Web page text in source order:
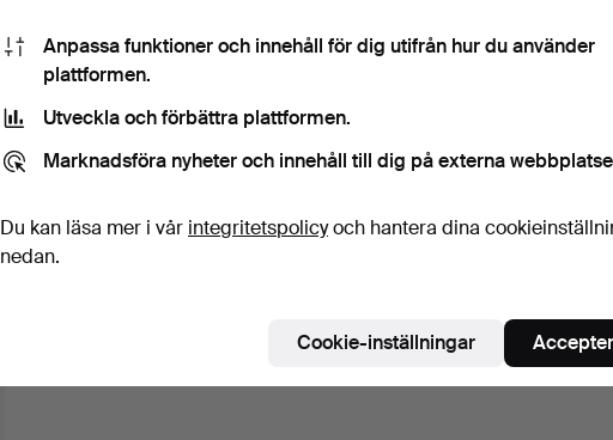
Anpassa funktioner och innehåll för dig utifrån hur du använder
plattformen.
Utveckla och förbättra plattformen.
Marknadsföra nyheter och innehåll till dig på externa
Du kan läsa mer i vår integritetspolicyoch hantera dina
nedan.
Cookie-inställningar